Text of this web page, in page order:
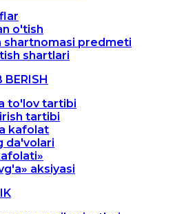
o'tish
shartnomasi predmeti
shartlari
to'lov tartibi
tartibi
kafolat
da'volari
aksiyasi